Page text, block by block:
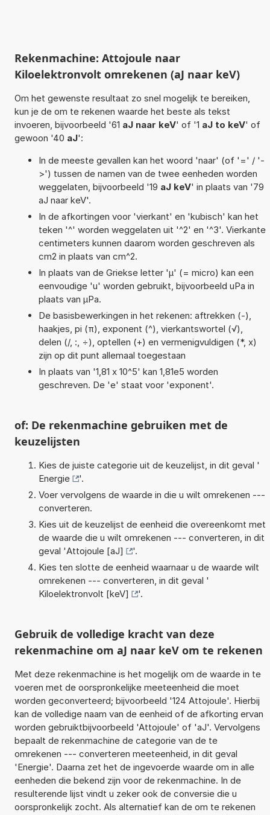
Rekenmachine: Attojoule naar
Kiloelektronvolt omrekenen (aJ naar keV)
Om het gewenste resultaat zo snel mogelijk te bereiken,
kun je de om te rekenen waarde het beste als tekst
invoeren, bijvoorbeeld '61 aJ naar keV' of '1 aJ to keV' of
gewoon '40 aJ':
In de meeste gevallen kan het woord 'naar' (of '=' / '-
>') tussen de namen van de twee eenheden worden
weggelaten, bijvoorbeeld '19 aJ keV' in plaats van '79
aJ naar keV'.
In de afkortingen voor 'vierkant' en 'kubisch' kan het
teken '^' worden weggelaten uit '^2' en '^3'. Vierkante
centimeters kunnen daarom worden geschreven als
cm2 in plaats van cm^2.
In plaats van de Griekse letter 'µ' (= micro) kan een
eenvoudige 'u' worden gebruikt, bijvoorbeeld uPa in
plaats van µPa.
De basisbewerkingen in het rekenen: aftrekken (-),
haakjes, pi (π), exponent (^), vierkantswortel (√),
delen (/, :, ÷), optellen (+) en vermenigvuldigen (*, x)
zijn op dit punt allemaal toegestaan
In plaats van '1,81 x 10^5' kan 1,81e5 worden
geschreven. De 'e' staat voor 'exponent'.
of: De rekenmachine gebruiken met de
keuzelijsten
Kies de juiste categorie uit de keuzelijst, in dit geval '
Energie
'.
Voer vervolgens de waarde in die u wilt omrekenen ---
converteren.
Kies uit de keuzelijst de eenheid die overeenkomt met
de waarde die u wilt omrekenen --- converteren, in dit
geval 'Attojoule [aJ]
'.
Kies ten slotte de eenheid waarnaar u de waarde wilt
omrekenen --- converteren, in dit geval '
Kiloelektronvolt [keV]
'.
Gebruik de volledige kracht van deze
rekenmachine om aJ naar keV om te rekenen
Met deze rekenmachine is het mogelijk om de waarde in te
voeren met de oorspronkelijke meeteenheid die moet
worden geconverteerd; bijvoorbeeld '124 Attojoule'. Hierbij
kan de volledige naam van de eenheid of de afkorting ervan
worden gebruiktbijvoorbeeld 'Attojoule' of 'aJ'. Vervolgens
bepaalt de rekenmachine de categorie van de te
omrekenen --- converteren meeteenheid, in dit geval
'Energie'. Daarna zet het de ingevoerde waarde om in alle
eenheden die bekend zijn voor de rekenmachine. In de
resulterende lijst vindt u zeker ook de conversie die u
oorspronkelijk zocht. Als alternatief kan de om te rekenen